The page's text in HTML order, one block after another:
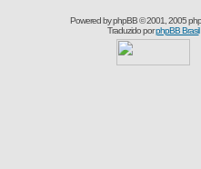
Powered byphpBB© 2001, 2005
Traduzido porphpBB Brasil